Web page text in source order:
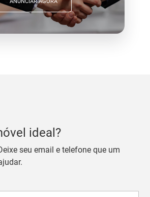
ANUNCIAR AGORA
ideal?
seu email e telefone que um